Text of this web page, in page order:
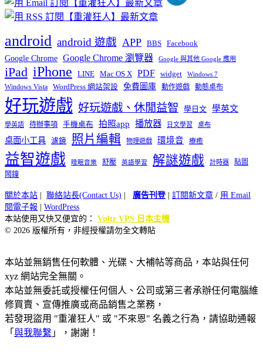
android android 遊戲 APP BBS Facebook
Google Chrome Google Chrome 瀏覽器 Google 與其他 Google 應用
iPad iPhone LINE Mac OS X PDF widget Windows 7
Windows Vista WordPress 網站架設 免費圖庫 動作遊戲 動態桌布
好玩遊戲 好玩遊戲、休閒益智 學日文 學英文
學英語 待辦事項 手機桌布 拍照app 播放器 日文學習 桌布
桌面小工具 濾鏡 照片編輯 物理遊戲 環境音 療癒
益智遊戲 睡眠音樂 舒壓 英語學習 解謎遊戲 計時器
貼圖
鬧鐘
關於本站 | 聯絡站長(Contact Us) | 廣告刊登| 訂閱新文章 / 用 Email
閱電子報 | WordPress
本站使用又快又便宜的： Vultr VPS 日本主機
© 2026 版權所有，非經授權請勿全文轉貼
本站並無銷售任何軟體、光碟、大補帖等商品，本站與任何
xyz 網站完全無關。
本站並無委託或授權任何個人、公司或第三者承辦任何電腦維
修買賣、宣傳推廣或商品銷售之業務，
若發現盜用 "重灌狂人" 或 "不來恩" 名義之行為，請協助通報
「 與我聯繫 」，謝謝！